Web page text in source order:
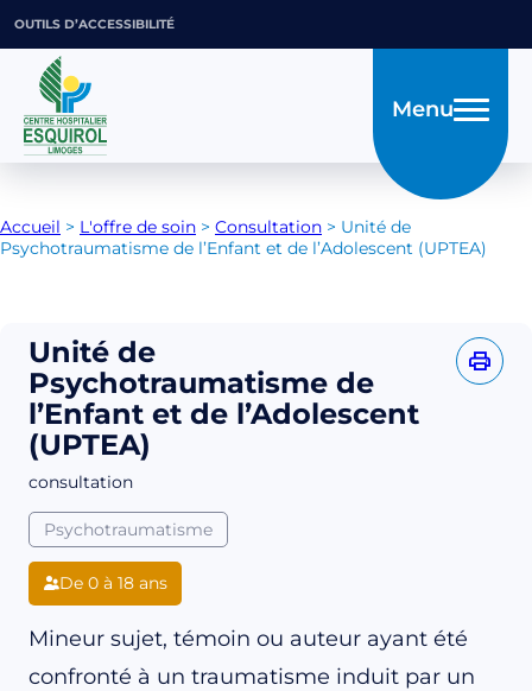
OUTILS D’ACCESSIBILITÉ
Menu
Accueil > L'offre de soin > Consultation > Unité de
Psychotraumatisme de l’Enfant et de l’Adolescent (UPTEA)
Unité de
Psychotraumatisme de
l’Enfant et de l’Adolescent
(UPTEA)
consultation
Psychotraumatisme
De 0 à 18 ans
Mineur sujet, témoin ou auteur ayant été
confronté à un traumatisme induit par un